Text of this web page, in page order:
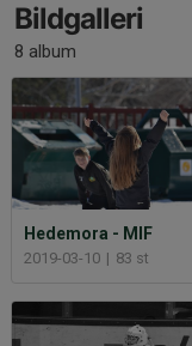
Bildgalleri
8 album
Hedemora - MIF
2019-03-10 | 83 st